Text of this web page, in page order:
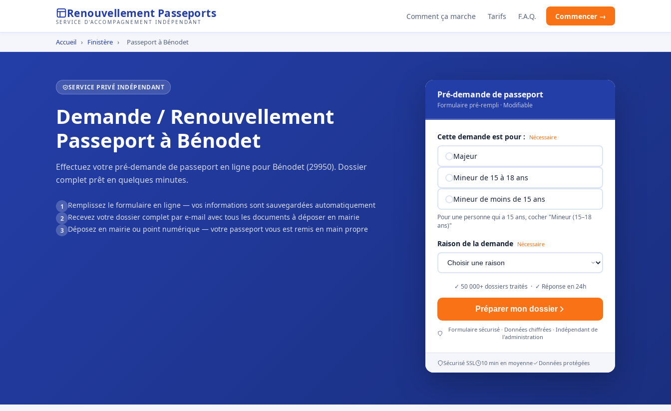
Renouvellement Passeports
SERVICE D'ACCOMPAGNEMENT INDÉPENDANT
Comment ça marche Tarifs F.A.Q. Commencer →
Accueil › Finistère › Passeport à Bénodet
SERVICE PRIVÉ INDÉPENDANT
Demande / Renouvellement
Passeport à Bénodet
Effectuez votre pré-demande de passeport en ligne pour Bénodet (29950). Dossier
complet prêt en quelques minutes.
1 Remplissez le formulaire en ligne — vos informations sont sauvegardées automatiquement
2 Recevez votre dossier complet par e-mail avec tous les documents à déposer en mairie
3 Déposez en mairie ou point numérique — votre passeport vous est remis en main propre
Pré-demande de passeport
Formulaire pré-rempli · Modifiable
Cette demande est pour : Nécessaire
Majeur
Mineur de 15 à 18 ans
Mineur de moins de 15 ans
Pour une personne qui a 15 ans, cocher "Mineur (15–18
ans)"
Raison de la demande Nécessaire
✓ 50 000+ dossiers traités · ✓ Réponse en 24h
Préparer mon dossier
Formulaire sécurisé · Données chiffrées · Indépendant de
l'administration
Sécurisé SSL 10 min en moyenne Données protégées